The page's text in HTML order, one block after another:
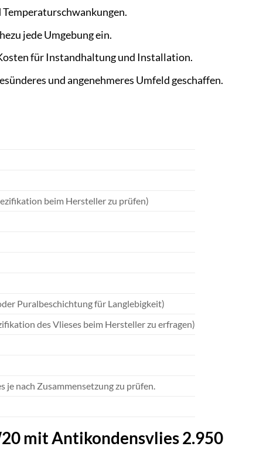
jede Umgebung ein.
für Instandhaltung und Installation.
und angenehmeres Umfeld geschaffen.
beim Hersteller zu prüfen)
Puralbeschichtung für Langlebigkeit)
des Vlieses beim Hersteller zu erfragen)
nach Zusammensetzung zu prüfen.
mit Antikondensvlies 2.950